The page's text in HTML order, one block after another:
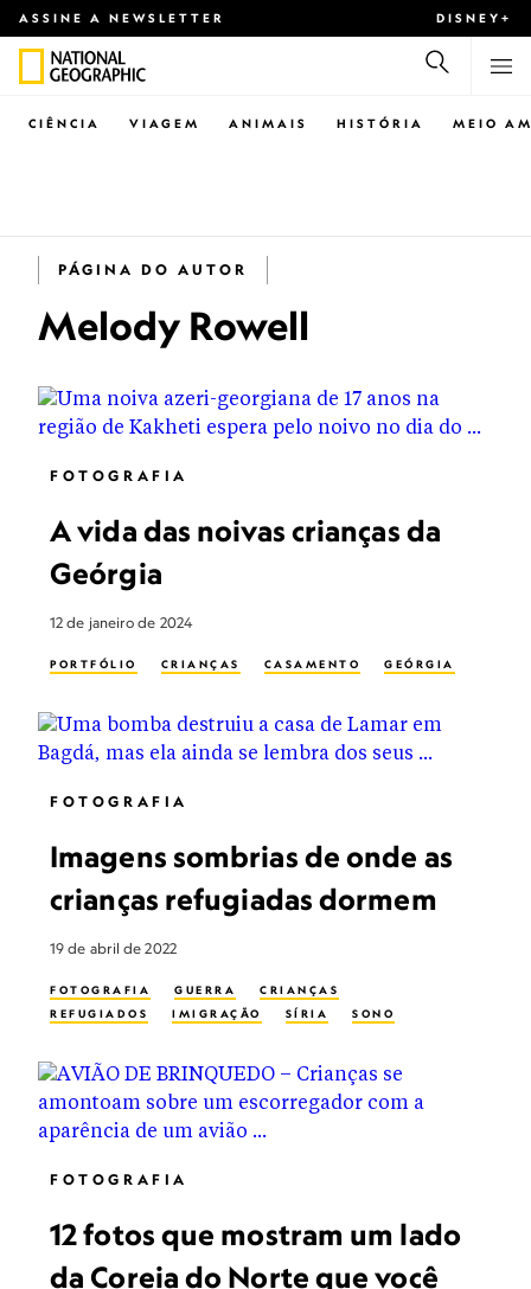
ASSINE A NEWSLETTER DISNEY+
CIÊNCIA VIAGEM ANIMAIS HISTÓRIA MEIO
PÁGINA DO AUTOR
Melody Rowell
FOTOGRAFIA
A vida das noivas crianças da
Geórgia
12 de janeiro de 2024
PORTFÓLIO CRIANÇAS CASAMENTO GEÓRGIA
FOTOGRAFIA
Imagens sombrias de onde as
crianças refugiadas dormem
19 de abril de 2022
FOTOGRAFIA GUERRA
CRIANÇAS
REFUGIADOS
IMIGRAÇÃO SÍRIA SONO
FOTOGRAFIA
12 fotos que mostram um lado
da Coreia do Norte que você